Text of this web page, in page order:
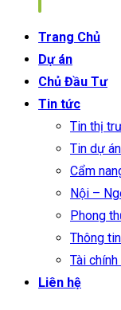
Trang Chủ
Dự án
Chủ Đầu Tư
Tin tức
Tin thị
Tin dự án
Cẩm
Nội –
Phong
Thông
Tài
Liên hệ